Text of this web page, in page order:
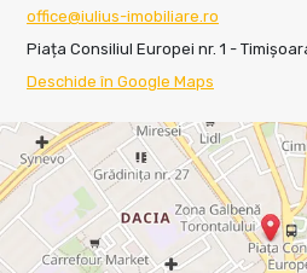
office@iulius-imobiliare.ro
Piața Consiliul Europei nr. 1 -
Deschide în Google Maps